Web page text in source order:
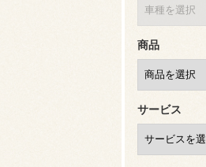
商品
サービス